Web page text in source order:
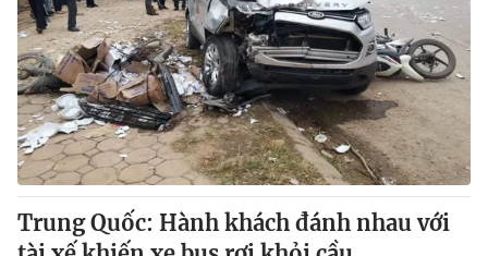
Trung Quốc: Hành khách đánh nhau với